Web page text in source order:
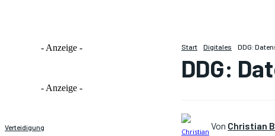
- Anzeige -
- Anzeige -
Verteidigung
Start Digitales DDG:
DDG:
Von Christian